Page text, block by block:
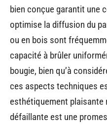
bien conçue garantit une
optimise la diffusion du
ou en bois sont
capacité à brûler
bougie, bien qu’à
ces aspects techniques
esthétiquement
défaillante est une